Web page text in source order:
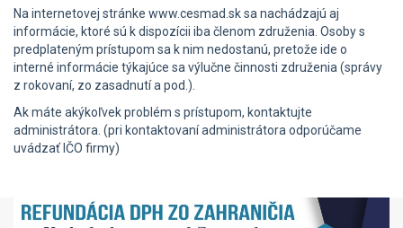
Na internetovej stránke www.cesmad.sk sa nachádzajú aj
informácie, ktoré sú k dispozícii iba členom združenia. Osoby s
predplateným prístupom sa k nim nedostanú, pretože ide o
interné informácie týkajúce sa výlučne činnosti združenia (správy
z rokovaní, zo zasadnutí a pod.).
Ak máte akýkoľvek problém s prístupom, kontaktujte
administrátora. (pri kontaktovaní administrátora odporúčame
uvádzať IČO firmy)